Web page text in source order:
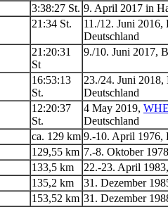
3:38:27 St. 9. April 2017 in
21:34 St.
11./12. Juni 2016,
Deutschland
21:20:31
St
9./10. Juni 2017,
16:53:13
St.
23./24. Juni 2018,
Deutschland
12:20:37
St.
4 May 2019,
Deutschland
ca. 129 km 9.-10. April 1976,
129,55 km 7.-8. Oktober
133,5 km
22.-23. April
135,2 km
31. Dezember
153,52 km 31. Dezember